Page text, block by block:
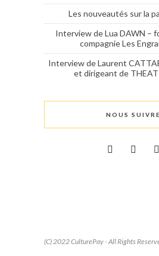
Les nouveautés sur la
Interview de Lua DAWN –
compagnie Les
Interview de Laurent
et dirigeant de
NOUS SUIVRE
(C) 2022 CulturePay - All Rights